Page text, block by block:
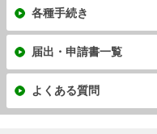
各種手続き
届出・申請書一覧
よくある質問